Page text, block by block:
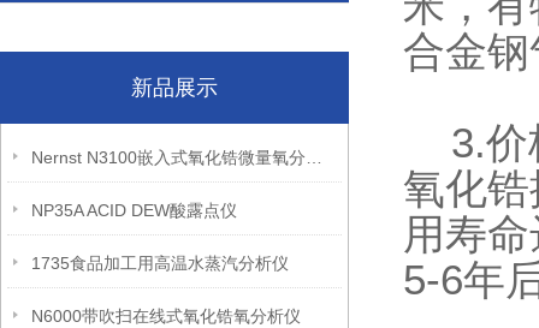
新品展示
NP35A ACID DEW酸露点仪
1735食品加工用高温水蒸汽分析仪
N6000带吹扫在线式氧化锆氧分析仪
合金
3.价
氧化
用寿
5-6年